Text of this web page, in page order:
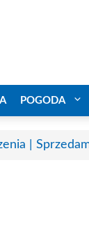
POGODA
|